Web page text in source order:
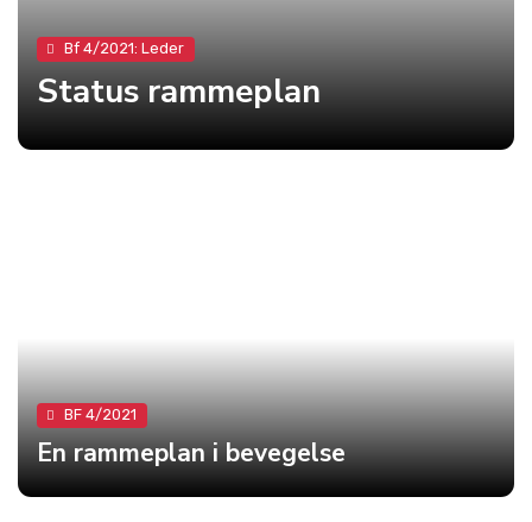
Bf 4/2021: Leder
Status rammeplan
BF 4/2021
En rammeplan i bevegelse